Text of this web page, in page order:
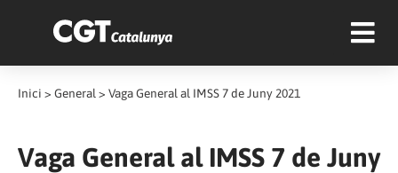
Inici > General > Vaga General al IMSS 7 de Juny 2021
Vaga General al IMSS 7 de Juny